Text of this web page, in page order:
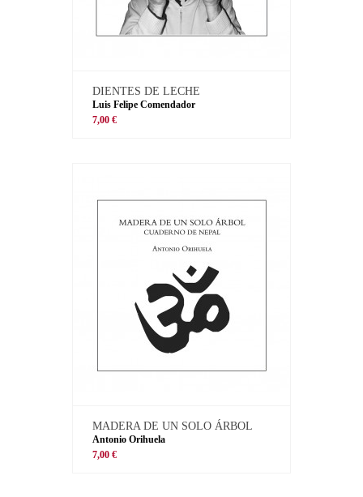
DIENTES DE LECHE
Luis Felipe Comendador
7,00 €
MADERA DE UN SOLO ÁRBOL
Antonio Orihuela
7,00 €